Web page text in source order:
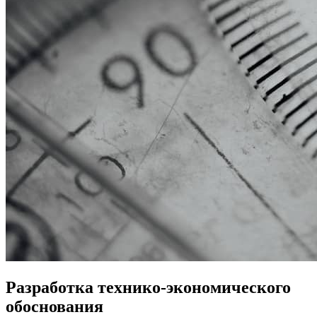
Разработка технико-экономического
обоснования